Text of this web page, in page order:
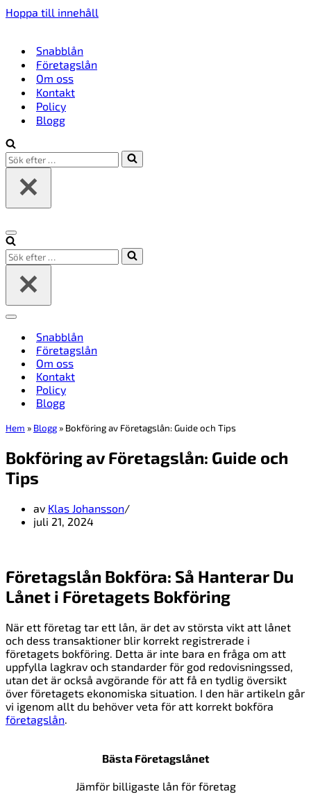
Hoppa till innehåll
Snabblån
Företagslån
Om oss
Kontakt
Policy
Blogg
Sök
efter
Navigeringsmeny
Sök
efter
Navigeringsmeny
Snabblån
Företagslån
Om oss
Kontakt
Policy
Blogg
Hem » Blogg » Bokföring av Företagslån: Guide och Tips
Bokföring av Företagslån: Guide och
Tips
av Klas Johansson
juli 21, 2024
Företagslån Bokföra: Så Hanterar Du
Lånet i Företagets Bokföring
När ett företag tar ett lån, är det av största vikt att lånet
och dess transaktioner blir korrekt registrerade i
företagets bokföring. Detta är inte bara en fråga om att
uppfylla lagkrav och standarder för god redovisningssed,
utan det är också avgörande för att få en tydlig översikt
över företagets ekonomiska situation. I den här artikeln går
vi igenom allt du behöver veta för att korrekt bokföra
företagslån
Bästa Företagslånet
Jämför billigaste lån för företag